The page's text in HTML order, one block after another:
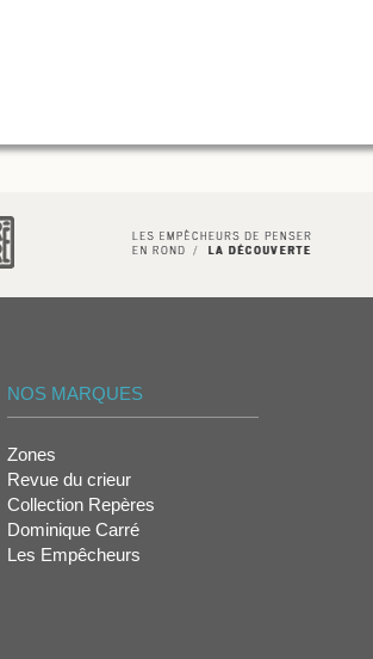
NOS MARQUES
Zones
Revue du crieur
Collection Repères
Dominique Carré
Les Empêcheurs